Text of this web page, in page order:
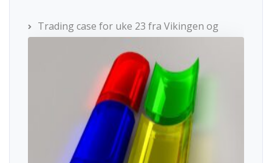
Trading case for uke 23 fra Vikingen og